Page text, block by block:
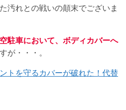
汚れとの戦いの顛末でございま
駐車において、ボディカバーへ
が・・・。
トを守るカバーが破れた！代替